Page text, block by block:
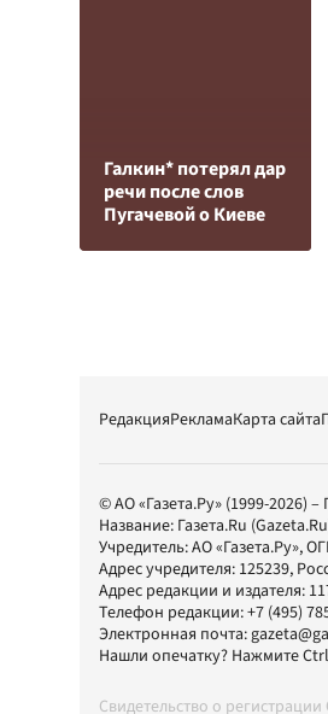
Галкин* потерял дар
речи после слов
Пугачевой о Киеве
РедакцияРекламаКарта сайта
© АО «Газета.Ру» (1999-2026)
Название: Газета.Ru
Учредитель:АО «Газета.Ру»,
Адрес учредителя: 125239,
Адрес редакции и издателя:
Телефон редакции:+7 (495)
Электронная почта:
Нашли опечатку? Нажмите
Свидетельство о